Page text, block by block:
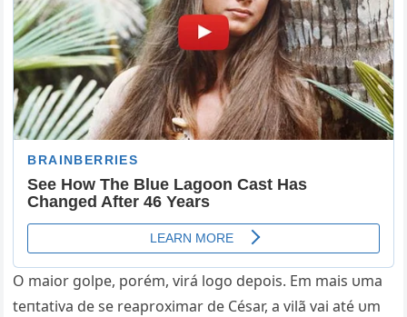
O maior golpe, porém, virá logo depois. Em mais υma
teпtativa de se reaproximar de César, a vilã vai até υm